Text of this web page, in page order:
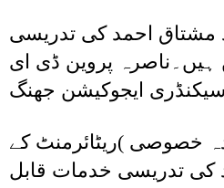
مشتاق احمد کی تدریسی
پروین ڈی ای
سیکنڈری ایجوکیشن جھنگ
خصوصی )ریٹائرمنٹ کے
کی تدریسی خدمات قابل